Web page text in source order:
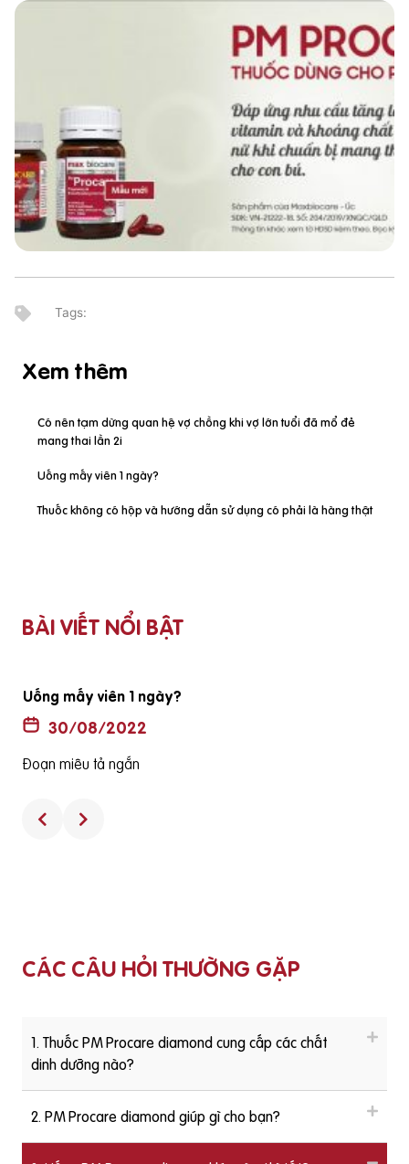
Xem thêm
Có nên tạm dừng quan hệ vợ chồng khi vợ lớn tuổi đã mổ đẻ
mang thai lần 2i
Uống mấy viên 1 ngày?
Thuốc không có hộp và hướng dẫn sử dụng có phải là hàng thật
BÀI VIẾT NỔI BẬT
Thuốc không có hộp và hướng dẫn sử dụng có phải là
hàng thật
30/08/2022
CÁC CÂU HỎI THƯỜNG GẶP
1. Thuốc PM Procare diamond cung cấp các chất
dinh dưỡng nào?
2. PM Procare diamond giúp gì cho bạn?